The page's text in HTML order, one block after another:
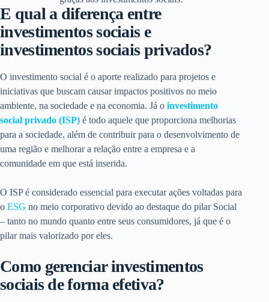
E qual a diferença entre
investimentos sociais e
investimentos sociais privados?
O investimento social é o aporte realizado para projetos e
iniciativas que buscam causar impactos positivos no meio
ambiente, na sociedade e na economia. Já o investimento
social privado (ISP) é todo aquele que proporciona melhorias
para a sociedade, além de contribuir para o desenvolvimento de
uma região e melhorar a relação entre a empresa e a
comunidade em que está inserida.
O ISP é considerado essencial para executar ações voltadas para
o ESG no meio corporativo devido ao destaque do pilar Social
– tanto no mundo quanto entre seus consumidores, já que é o
pilar mais valorizado por eles.
Como gerenciar investimentos
sociais de forma efetiva?